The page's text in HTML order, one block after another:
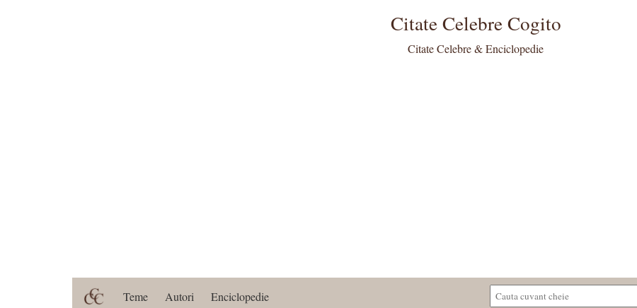
Citate Celebre Cogito
Citate Celebre & Enciclopedie
Teme Autori Enciclopedie